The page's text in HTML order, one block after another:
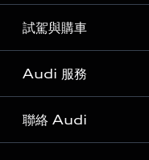
所有車款
客製化您的 Audi
Audi 純電生活圈
奧迪嚴選中古車
試駕與購車
購車方案
最新優惠
預約試駕 | 多元安心賞車
Audi 服務
Audi 原廠配件與精品
聯絡 Audi